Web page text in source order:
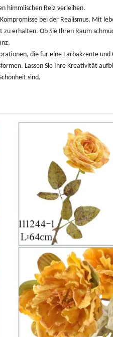
himmlischen Reiz verleihen.
bei der Realismus. Mit
erhalten. Ob Sie Ihren Raum
die für eine Farbakzente und
Lassen Sie Ihre Kreativität
sind.